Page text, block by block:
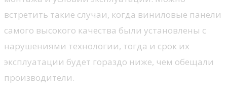
встретить такие случаи, когда виниловые панели
самого высокого качества были установлены с
нарушениями технологии, тогда и срок их
эксплуатации будет гораздо ниже, чем обещали
производители.